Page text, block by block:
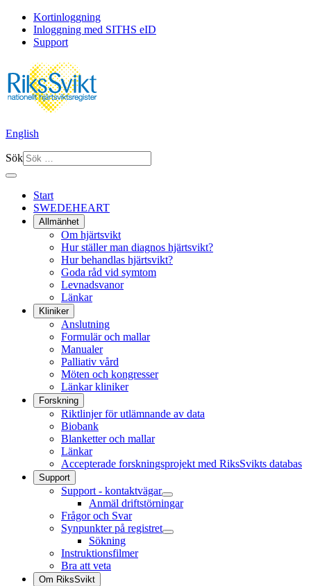
Kortinloggning
Inloggning med SITHS eID
Support
English
Sök
Start
SWEDEHEART
Allmänhet
Om hjärtsvikt
Hur ställer man diagnos hjärtsvikt?
Hur behandlas hjärtsvikt?
Goda råd vid symtom
Levnadsvanor
Länkar
Kliniker
Anslutning
Formulär och mallar
Manualer
Palliativ vård
Möten och kongresser
Länkar kliniker
Forskning
Riktlinjer för utlämnande av data
Biobank
Blanketter och mallar
Länkar
Accepterade forskningsprojekt med RiksSvikts databas
Support
Support - kontaktvägar
Anmäl driftstörningar
Frågor och Svar
Synpunkter på registret
Sökning
Instruktionsfilmer
Bra att veta
Om RiksSvikt